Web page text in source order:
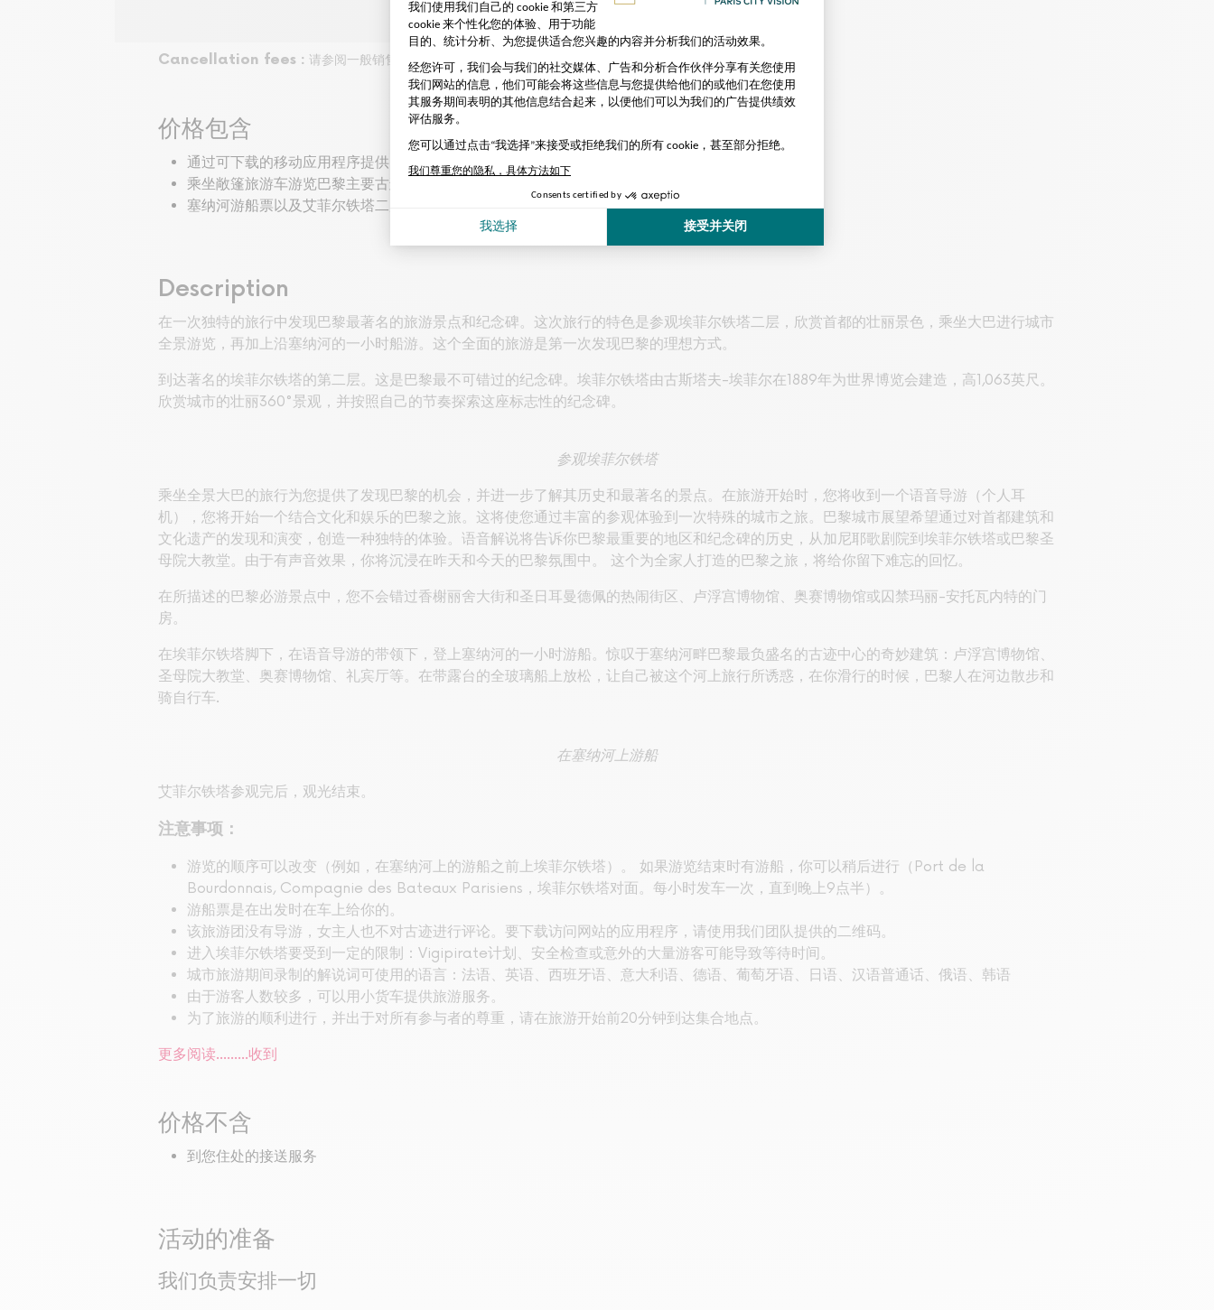
Cancellation fees : 请参阅一般销售条款和条件
价格包含
通过可下载的移动应用程序提供 10 种语言的音频解说
乘坐敞篷旅游车游览巴黎主要古迹
塞纳河游船票以及艾菲尔铁塔二层门票（保留访问权)
Description
在一次独特的旅行中发现巴黎最著名的旅游景点和纪念碑。这次旅行的特色是参观埃菲尔铁塔二层，欣赏首都的壮丽景色，乘坐大巴进行城市
全景游览，再加上沿塞纳河的一小时船游。这个全面的旅游是第一次发现巴黎的理想方式。
到达著名的埃菲尔铁塔的第二层。这是巴黎最不可错过的纪念碑。埃菲尔铁塔由古斯塔夫-埃菲尔在1889年为世界博览会建造，高1,063英尺。
欣赏城市的壮丽360°景观，并按照自己的节奏探索这座标志性的纪念碑。
参观埃菲尔铁塔
乘坐全景大巴的旅行为您提供了发现巴黎的机会，并进一步了解其历史和最著名的景点。在旅游开始时，您将收到一个语音导游（个人耳
机），您将开始一个结合文化和娱乐的巴黎之旅。这将使您通过丰富的参观体验到一次特殊的城市之旅。巴黎城市展望希望通过对首都建筑和
文化遗产的发现和演变，创造一种独特的体验。语音解说将告诉你巴黎最重要的地区和纪念碑的历史，从加尼耶歌剧院到埃菲尔铁塔或巴黎圣
母院大教堂。由于有声音效果，你将沉浸在昨天和今天的巴黎氛围中。 这个为全家人打造的巴黎之旅，将给你留下难忘的回忆。
在所描述的巴黎必游景点中，您不会错过香榭丽舍大街和圣日耳曼德佩的热闹街区、卢浮宫博物馆、奥赛博物馆或囚禁玛丽-安托瓦内特的门
房。
在埃菲尔铁塔脚下，在语音导游的带领下，登上塞纳河的一小时游船。惊叹于塞纳河畔巴黎最负盛名的古迹中心的奇妙建筑：卢浮宫博物馆、
圣母院大教堂、奥赛博物馆、礼宾厅等。在带露台的全玻璃船上放松，让自己被这个河上旅行所诱惑，在你滑行的时候，巴黎人在河边散步和
骑自行车.
在塞纳河上游船
艾菲尔铁塔参观完后，观光结束。
注意事项：
游览的顺序可以改变（例如，在塞纳河上的游船之前上埃菲尔铁塔）。 如果游览结束时有游船，你可以稍后进行（Port de la
Bourdonnais, Compagnie des Bateaux Parisiens，埃菲尔铁塔对面。每小时发车一次，直到晚上9点半）。
游船票是在出发时在车上给你的。
该旅游团没有导游，女主人也不对古迹进行评论。要下载访问网站的应用程序，请使用我们团队提供的二维码。
进入埃菲尔铁塔要受到一定的限制：Vigipirate计划、安全检查或意外的大量游客可能导致等待时间。
城市旅游期间录制的解说词可使用的语言：法语、英语、西班牙语、意大利语、德语、葡萄牙语、日语、汉语普通话、俄语、韩语
由于游客人数较多，可以用小货车提供旅游服务。
为了旅游的顺利进行，并出于对所有参与者的尊重，请在旅游开始前20分钟到达集合地点。
更多阅读...……收到
价格不含
到您住处的接送服务
活动的准备
我们负责安排一切